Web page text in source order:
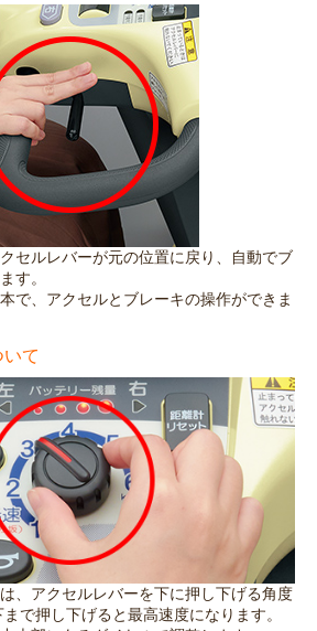
セルレバーが元の位置に戻り、自動でブ
す。
で、アクセルとブレーキの操作ができま
て
、アクセルレバーを下に押し下げる角度
で押し下げると最高速度になります。